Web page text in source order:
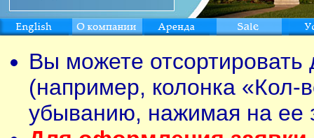
Вы можете
(например, колонка «Кол-
убыванию, нажимая на ее